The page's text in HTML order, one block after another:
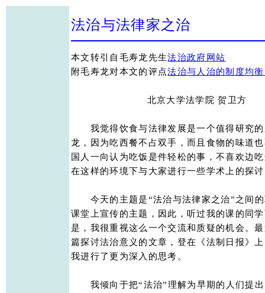
法治与法律家之治
本文转引自毛寿龙先生法治政府网站
附毛寿龙对本文的评点法治与人治的制度均
北京大学法学院 贺卫方
我觉得饮食与法律发展是一个值得研究的
龙，因为吃西餐不占双手，而且食物的味道
国人一向认为吃饭是件轻松的事，不喜欢边
在这样的环境下与大家进行一些学术上的探
今天的主题是“法治与法律家之治”之间的
课堂上宣传的主题，因此，听过我的课的同
是，我很重视这么一个交流和质疑的机会。
篇探讨法治意义的文章，登在《法制日报》
我进行了更为深入的思考。
我倾向于把“法治”理解为早期的人们提出